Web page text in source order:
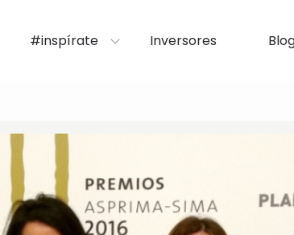
#inspírate Inversores